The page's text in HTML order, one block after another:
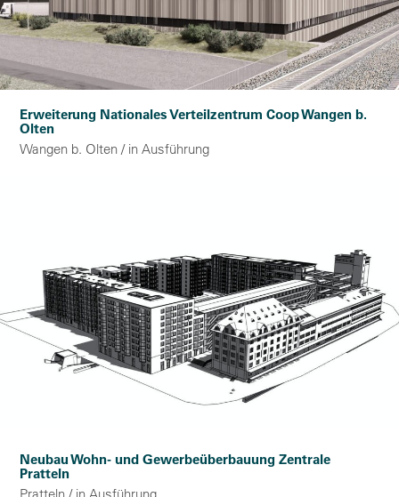
Erweiterung Nationales Verteilzentrum Coop Wangen b.
Olten
Wangen b. Olten / in Ausführung
Neubau Wohn- und Gewerbeüberbauung Zentrale
Pratteln